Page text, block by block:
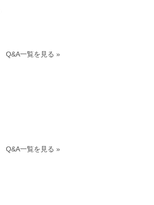
Q&A一覧を見る »
Q&A一覧を見る »